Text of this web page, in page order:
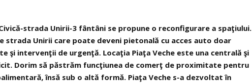
strada Unirii-3 fântâni se propune o reconfigurare a spaţiului.
strada Unirii care poate deveni pietonală cu acces auto doar
şi intervenţii de urgenţă. Locaţia Piaţa Veche este una centrală şi
Dorim să păstrăm funcţiunea de comerţ de proximitate pentru
însă sub o altă formă. Piaţa Veche s-a dezvoltat în